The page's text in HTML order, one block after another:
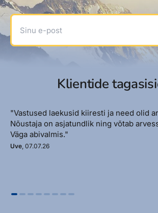
Sinu e-post
Klientide
"Vastused laekusid kiiresti ja need olid
Nõustaja on asjatundlik ning võtab
Väga abivalmis."
Uve, 07.07.26